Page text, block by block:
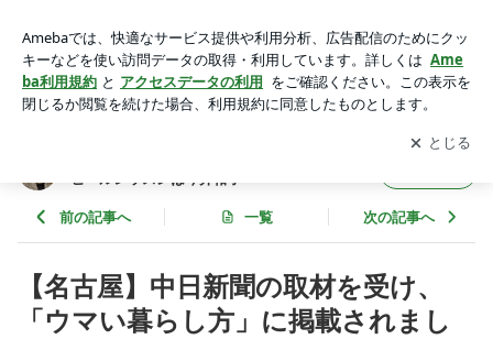
されました！ | 名古屋・岐阜のウォーキングレッスン・ハイヒ
ールレッスンは今井裕子
アプリをダウンロードして ブログの更新通知
を受け取りまし
ょう。
開く
ヒールレッスンは今井裕子
前の記事へ 一覧 次の記事へ
【名古屋】中日新聞の取材を受け、
「ウマい暮らし方」に掲載されまし